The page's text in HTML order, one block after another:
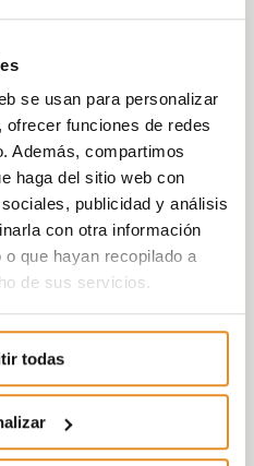
se usan para personalizar
funciones de redes
Además, compartimos
haga del sitio web con
publicidad y análisis
con otra información
que hayan recopilado a
de sus servicios.
todas